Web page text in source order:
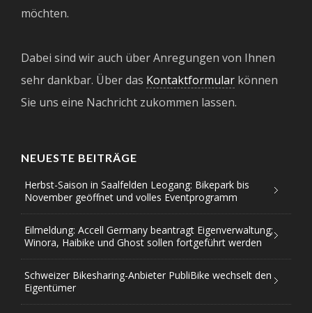
möchten.
Dabei sind wir auch über Anregungen von Ihnen
sehr dankbar. Über das Kontaktformular können
Sie uns eine Nachricht zukommen lassen.
NEUESTE BEITRÄGE
Herbst-Saison in Saalfelden Leogang: Bikepark bis
November geöffnet und volles Eventprogramm
Eilmeldung: Accell Germany beantragt Eigenverwaltung;
Winora, Haibike und Ghost sollen fortgeführt werden
Schweizer Bikesharing-Anbieter PubliBike wechselt den
Eigentümer